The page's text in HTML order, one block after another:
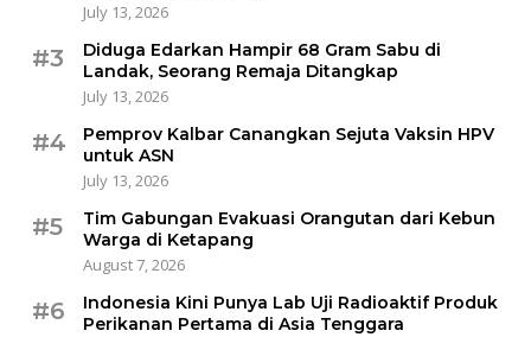
July 13, 2026
#3
Diduga Edarkan Hampir 68 Gram Sabu di
Landak, Seorang Remaja Ditangkap
July 13, 2026
#4
Pemprov Kalbar Canangkan Sejuta Vaksin HPV
untuk ASN
July 13, 2026
#5
Tim Gabungan Evakuasi Orangutan dari Kebun
Warga di Ketapang
August 7, 2026
#6
Indonesia Kini Punya Lab Uji Radioaktif Produk
Perikanan Pertama di Asia Tenggara